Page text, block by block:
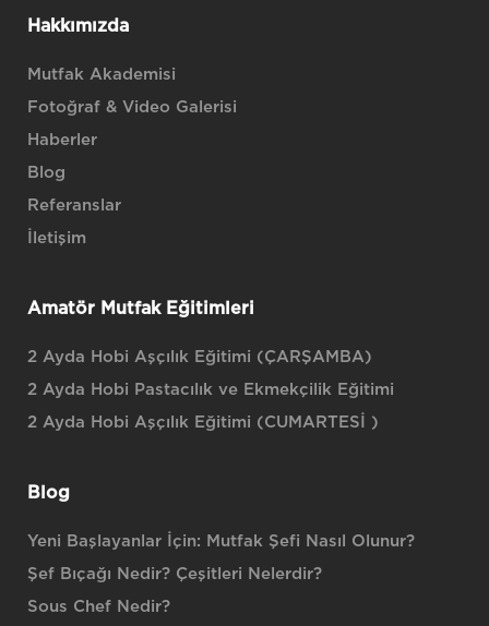
Hakkımızda
Mutfak Akademisi
Fotoğraf & Video Galerisi
Haberler
Blog
Referanslar
İletişim
Amatör Mutfak Eğitimleri
2 Ayda Hobi Aşçılık Eğitimi (ÇARŞAMBA)
2 Ayda Hobi Pastacılık ve Ekmekçilik Eğitimi
2 Ayda Hobi Aşçılık Eğitimi (CUMARTESİ )
Blog
Yeni Başlayanlar İçin: Mutfak Şefi Nasıl Olunur?
Şef Bıçağı Nedir? Çeşitleri Nelerdir?
Sous Chef Nedir?